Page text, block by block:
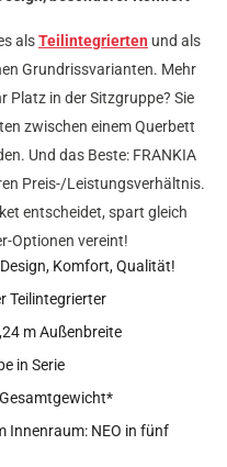
alsTeilintegrierten und als
Grundrissvarianten. Mehr
Platz in der Sitzgruppe? Sie
zwischen einem Querbett
Und das Beste: FRANKIA
Preis-/Leistungsverhältnis.
entscheidet, spart gleich
Optionen vereint!
Komfort, Qualität!
Teilintegrierter
m Außenbreite
in Serie
Innenraum: NEO in fünf